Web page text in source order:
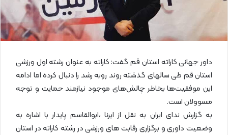
داور جهانی کاراته استان قم گفت: کاراته به عنوان رشته اول ورزشی
استان قم طی سالهای گذشته روند روبه رشد را دنبال کرده اما ادامه
این موفقیت‌ها بخاطر چالش‌های موجود نیازمند حمایت و توجه
مسوولان است.
به گزارش ندای ایران به نقل از ایرنا ،ابوالقاسم پایدار با اشاره به
وضعیت داوری و برگزاری رقابت های ورزشی در رشته کاراته در استان